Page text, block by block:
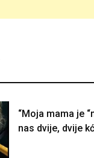
“Moja mama je
nas dvije, dvije